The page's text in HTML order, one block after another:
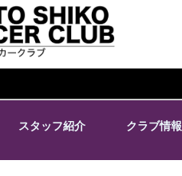
スタッフ紹介 クラブ情報